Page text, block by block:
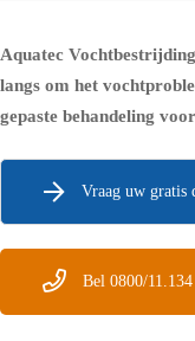
Aquatec
langs om het
gepaste behandeling
Vraag uw gratis
Bel 0800/11.134